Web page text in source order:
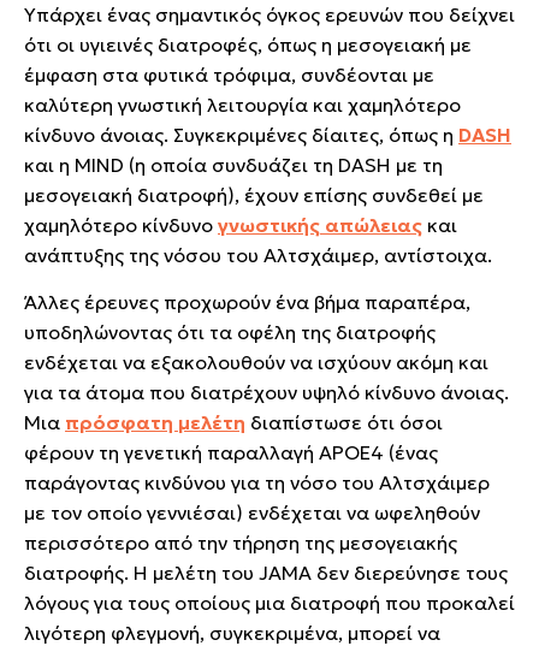
Υπάρχει ένας σημαντικός όγκος ερευνών που δείχνει
ότι οι υγιεινές διατροφές, όπως η μεσογειακή με
έμφαση στα φυτικά τρόφιμα, συνδέονται με
καλύτερη γνωστική λειτουργία και χαμηλότερο
κίνδυνο άνοιας. Συγκεκριμένες δίαιτες, όπως η DASH
και η MIND (η οποία συνδυάζει τη DASH με τη
μεσογειακή διατροφή), έχουν επίσης συνδεθεί με
χαμηλότερο κίνδυνο γνωστικής απώλειας και
ανάπτυξης της νόσου του Αλτσχάιμερ, αντίστοιχα.
Άλλες έρευνες προχωρούν ένα βήμα παραπέρα,
υποδηλώνοντας ότι τα οφέλη της διατροφής
ενδέχεται να εξακολουθούν να ισχύουν ακόμη και
για τα άτομα που διατρέχουν υψηλό κίνδυνο άνοιας.
Μια πρόσφατη μελέτη διαπίστωσε ότι όσοι
φέρουν τη γενετική παραλλαγή APOE4 (ένας
παράγοντας κινδύνου για τη νόσο του Αλτσχάιμερ
με τον οποίο γεννιέσαι) ενδέχεται να ωφεληθούν
περισσότερο από την τήρηση της μεσογειακής
διατροφής. Η μελέτη του JAMA δεν διερεύνησε τους
λόγους για τους οποίους μια διατροφή που προκαλεί
λιγότερη φλεγμονή, συγκεκριμένα, μπορεί να